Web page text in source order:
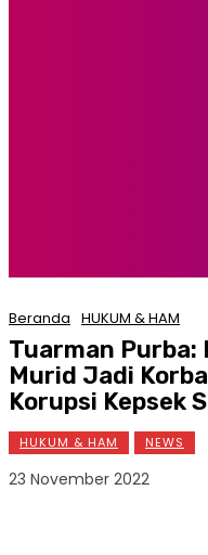
Beranda HUKUM & HAM
Tuarman Purba:
Murid Jadi
Korupsi Kepsek
HUKUM & HAM NEWS
23 November 2022